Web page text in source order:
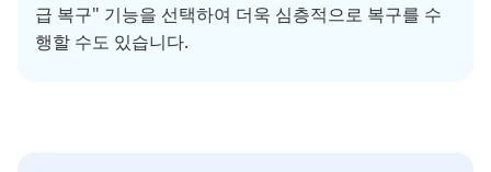
급 복구" 기능을 선택하여 더욱 심층적으로 복구를 수
행할 수도 있습니다.